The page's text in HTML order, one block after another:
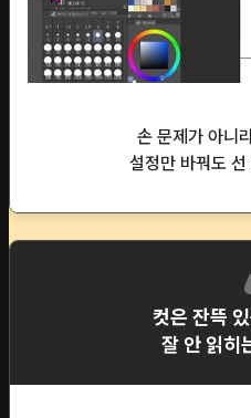
손 문제가 아니
설정만 바꿔도
컷은 잔뜩
잘 안 읽히